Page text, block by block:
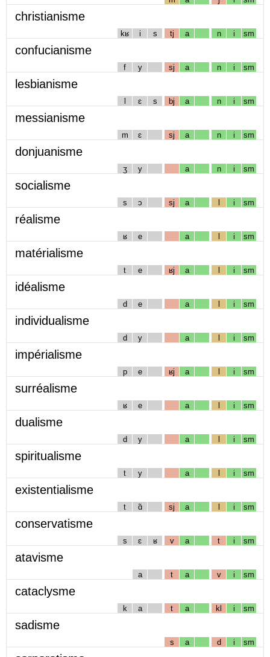
christianisme
kʁ i s tj a n i sm
confucianisme
f y sj a n i sm
lesbianisme
l ɛ s bj a n i sm
messianisme
m ɛ sj a n i sm
donjuanisme
ʒ y a n i sm
socialisme
s ɔ sj a l i sm
réalisme
ʁ e a l i sm
matérialisme
t e ʁj a l i sm
idéalisme
d e a l i sm
individualisme
d y a l i sm
impérialisme
p e ʁj a l i sm
surréalisme
ʁ e a l i sm
dualisme
d y a l i sm
spiritualisme
t y a l i sm
existentialisme
t ɑ̃ sj a l i sm
conservatisme
s ɛ ʁ v a t i sm
atavisme
a t a v i sm
cataclysme
k a t a kl i sm
sadisme
s a d i sm